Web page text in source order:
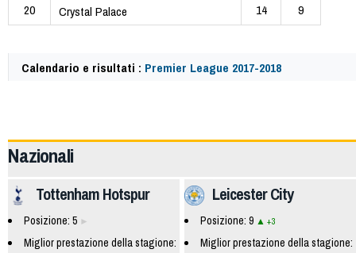
20
Crystal Palace 14 9
Calendario e risultati : Premier League 2017-2018
Nazionali
Leicester City
Posizione: 9 +3
Miglior prestazione della stagione:
Tottenham Hotspur
Posizione: 5
Miglior prestazione della stagione: